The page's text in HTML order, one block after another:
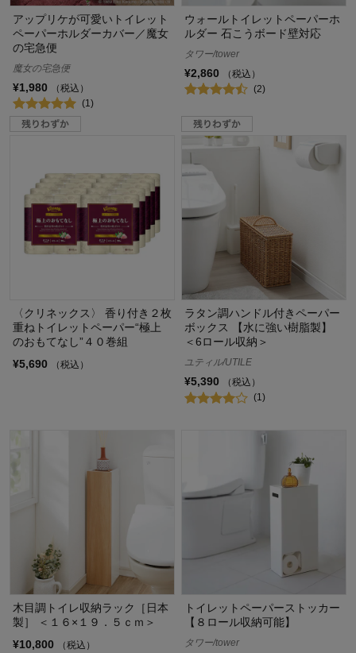
アップリケが可愛いトイレット
ペーパーホルダーカバー／魔女
の宅急便
魔女の宅急便
¥1,980
（税込）
(1)
ウォールトイレットペーパーホ
ルダー 石こうボード壁対応
タワー/tower
¥2,860
（税込）
(2)
〈クリネックス〉 香り付き２枚
重ねトイレットペーパー“極上
のおもてなし”４０巻組
¥5,690
（税込）
ラタン調ハンドル付きペーパー
ボックス 【水に強い樹脂製】
＜6ロール収納＞
ユティル/UTILE
¥5,390
（税込）
(1)
木目調トイレ収納ラック［日本
製］ ＜１６×１９．５ｃｍ＞
¥10,800
（税込）
トイレットペーパーストッカー
【８ロール収納可能】
タワー/tower